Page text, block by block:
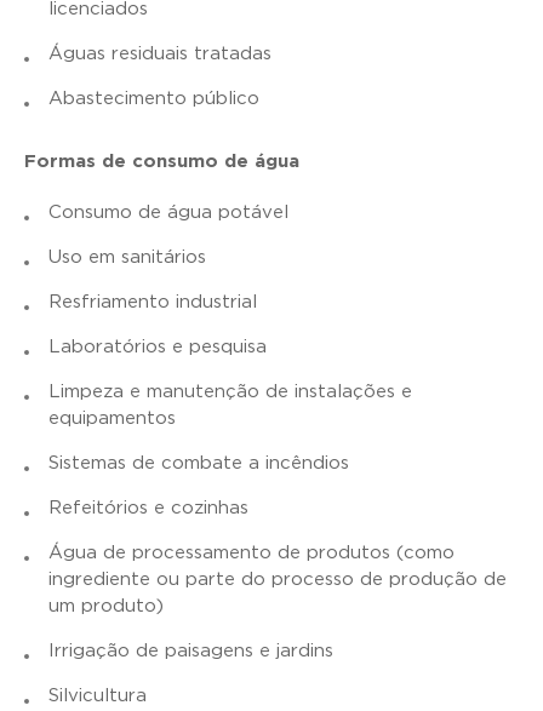
licenciados
Águas residuais tratadas
Abastecimento público
Formas de consumo de água
Consumo de água potável
Uso em sanitários
Resfriamento industrial
Laboratórios e pesquisa
Limpeza e manutenção de instalações e
equipamentos
Sistemas de combate a incêndios
Refeitórios e cozinhas
Água de processamento de produtos (como
ingrediente ou parte do processo de produção de
um produto)
Irrigação de paisagens e jardins
Silvicultura